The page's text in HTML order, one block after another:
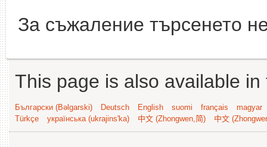
За съжаление търсенето
This page is also available
Български (Bəlgarski) Deutsch English suomi français
magyar
Türkçe
українська (ukrajins'ka) 中文 (Zhongwen,简) 中文